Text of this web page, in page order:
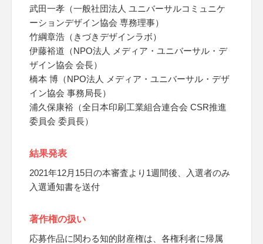
武田一孝（一般社団法人 ユニバーサルコミュニケ
ーションデザイン協会 専務理事）
竹綱章浩（きづきデザインラボ）
伊藤裕道（NPO法人 メディア・ユニバーサル・デ
ザイン協会 会長）
橋本 博（NPO法人 メディア・ユニバーサル・デザ
イン協会 事務局長）
浦久保康裕（全日本印刷工業組合連合会 CSR推進
委員会 委員長）
結果発表
2021年12月15日の本審査より1週間後、入選者のみ
入選通知書を送付
著作権の扱い
応募作品に関わる知的財産権は、各権利者に帰属